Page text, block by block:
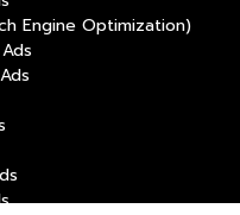
Engine Optimization)